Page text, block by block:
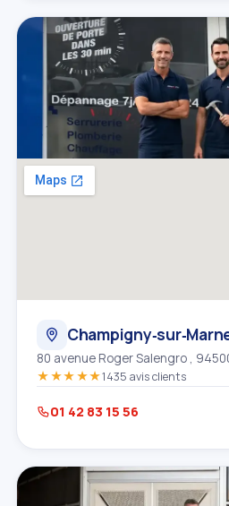
80 avenue Roger Salengro ,
★★★★★1435 avis clients
01 42 83 15 56